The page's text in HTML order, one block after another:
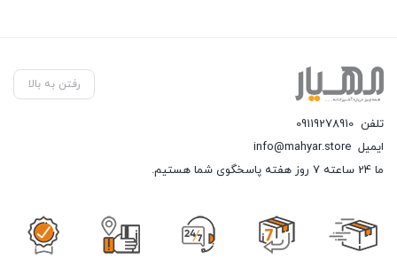
رفتن به بالا
تلفن 09119278910
ایمیل info@mahyar.store
ما 24 ساعته 7 روز هفته پاسخگوی شما هستیم.